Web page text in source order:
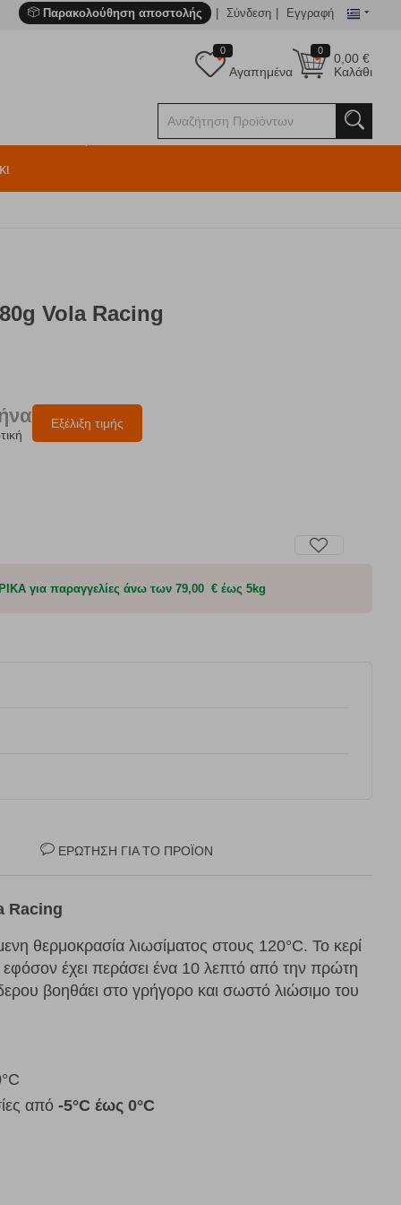
Παρακολούθηση αποστολής Σύνδεση Εγγραφή
0
0,00€
Καλάθι
0
Αγαπημένα
Vola Racing
Εξέλιξη τιμής
για παραγγελίες άνω των 79,00 € έως 5kg
ΕΡΏΤΗΣΗ ΓΙΑ ΤΟ ΠΡΟΪΌΝ
Racing
θερμοκρασία λιωσίματος στους 120°C. Το κερί
έχει περάσει ένα 10 λεπτό από την πρώτη
βοηθάει στο γρήγορο και σωστό λιώσιμο του
από -5°C έως 0°C